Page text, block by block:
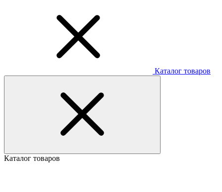
Каталог товаров
Каталог товаров